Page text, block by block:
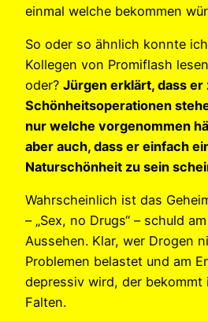
einmal welche bekommen
So oder so ähnlich konnte
Kollegen von Promiflash
oder? Jürgen erklärt, dass er
Schönheitsoperationen
nur welche vorgenommen
aber auch, dass er einfach
Naturschönheit zu sein
Wahrscheinlich ist das
– „Sex, no Drugs“ – schuld
Aussehen. Klar, wer Drogen
Problemen belastet und am
depressiv wird, der bekommt
Falten.